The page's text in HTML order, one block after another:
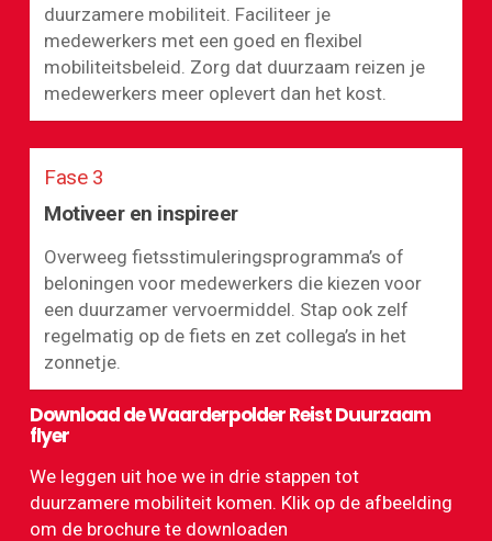
duurzamere mobiliteit. Faciliteer je
medewerkers met een goed en flexibel
mobiliteitsbeleid. Zorg dat duurzaam reizen je
medewerkers meer oplevert dan het kost.
Fase 3
Motiveer en inspireer
Overweeg fietsstimuleringsprogramma’s of
beloningen voor medewerkers die kiezen voor
een duurzamer vervoermiddel. Stap ook zelf
regelmatig op de fiets en zet collega’s in het
zonnetje.
Download de Waarderpolder Reist Duurzaam
flyer
We leggen uit hoe we in drie stappen tot
duurzamere mobiliteit komen. Klik op de afbeelding
om de brochure te downloaden